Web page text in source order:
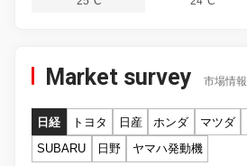
Market survey 市場情報
日経 トヨタ 日産 ホンダ マツダ
SUBARU
日野 ヤマハ発動機